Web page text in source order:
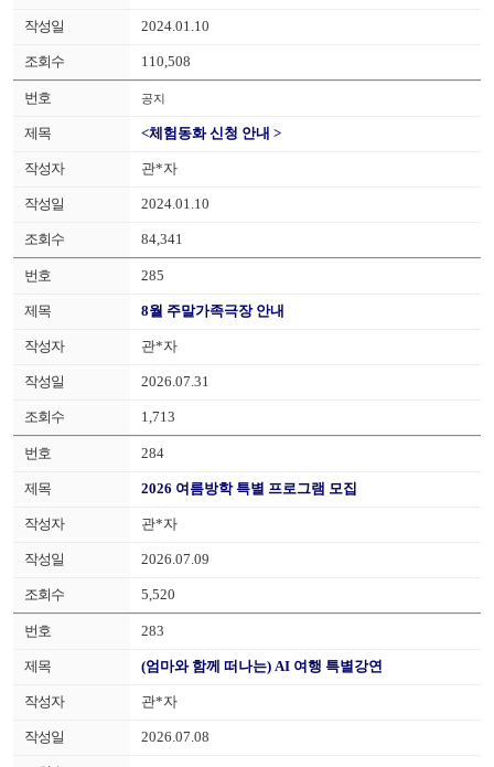
2024.01.10
110,508
공지
<체험동화 신청 안내 >
관*자
2024.01.10
84,341
285
8월 주말가족극장 안내
관*자
2026.07.31
1,713
284
2026 여름방학 특별 프로그램 모집
관*자
2026.07.09
5,520
283
(엄마와 함께 떠나는) AI 여행 특별강연
관*자
2026.07.08